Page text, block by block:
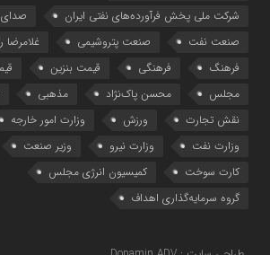
شرکت ملی پخش فرآورده‌های نفتی ایران
صدای
صنعت نفت
صنعت پتروشیمی
غلامرضا
فرهنگ
فرهنگی قیمت بنزین
مجلس
محسن پاک‌نژاد مذهبی
نقش تجارت
ورزش
وزارت امور خارجه
وزارت نفت
وزارت نیرو وزیر صنعت
کارت سوخت
کمیسیون انرژی مجلس
گروه سرمایه‌‌گذاری اهداف